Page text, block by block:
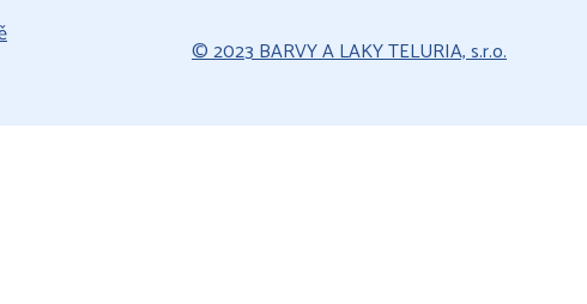
© 2023 BARVY A LAKY TELURIA, s.r.o.